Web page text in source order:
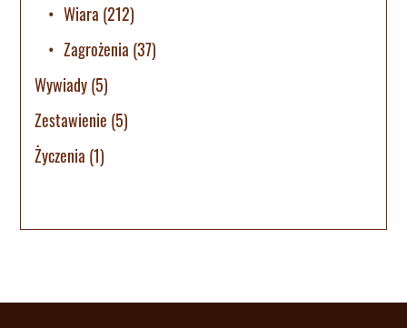
Wiara (212)
Zagrożenia (37)
Wywiady(5)
Zestawienie (5)
Życzenia (1)